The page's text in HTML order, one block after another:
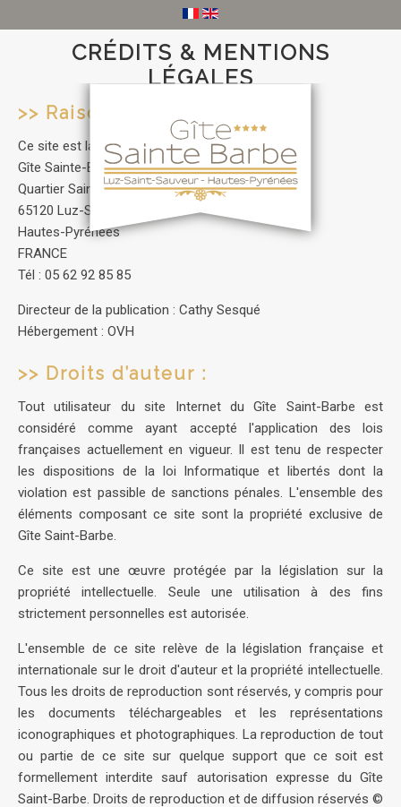
CRÉDITS & MENTIONS
LÉGALES
>> Raison sociale :
Ce site est la propriété de Cathy Sesqué
Gîte Sainte-Barbe
Quartier Sainte-Barbe
65120 Luz-Saint-Sauveur
Hautes-Pyrénées
FRANCE
Tél : 05 62 92 85 85
Directeur de la publication : Cathy Sesqué
Hébergement : OVH
>> Droits d’auteur :
Tout utilisateur du site Internet du Gîte Saint-Barbe est
considéré comme ayant accepté l'application des lois
françaises actuellement en vigueur. Il est tenu de respecter
les dispositions de la loi Informatique et libertés dont la
violation est passible de sanctions pénales. L'ensemble des
éléments composant ce site sont la propriété exclusive de
Gîte Saint-Barbe.
Ce site est une œuvre protégée par la législation sur la
propriété intellectuelle. Seule une utilisation à des fins
strictement personnelles est autorisée.
L'ensemble de ce site relève de la législation française et
internationale sur le droit d'auteur et la propriété intellectuelle.
Tous les droits de reproduction sont réservés, y compris pour
les documents téléchargeables et les représentations
iconographiques et photographiques. La reproduction de tout
ou partie de ce site sur quelque support que ce soit est
formellement interdite sauf autorisation expresse du Gîte
Saint-Barbe. Droits de reproduction et de diffusion réservés ©